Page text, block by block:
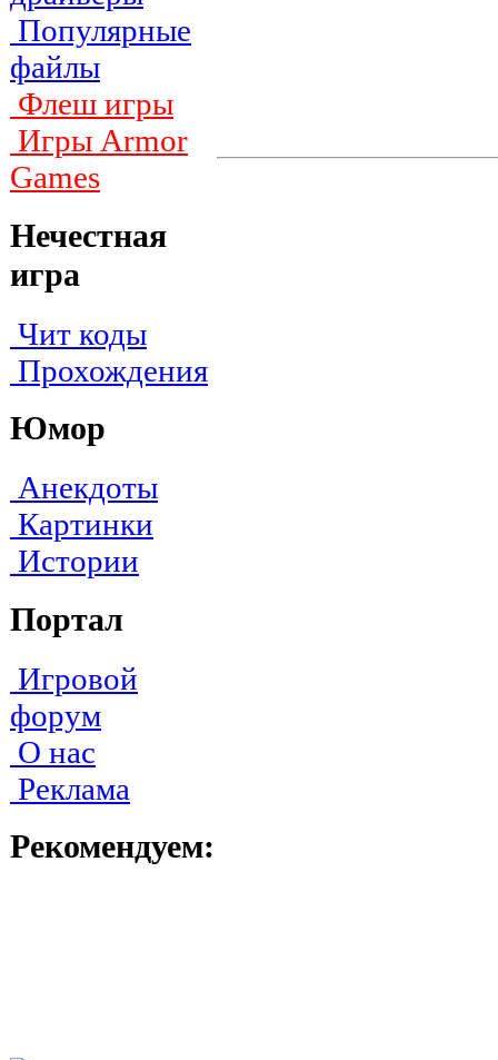
Популярные
файлы
Флеш игры
Игры Armor
Games
Нечестная
игра
Чит коды
Прохождения
Юмор
Анекдоты
Картинки
Истории
Портал
Игровой
форум
О нас
Реклама
Рекомендуем: